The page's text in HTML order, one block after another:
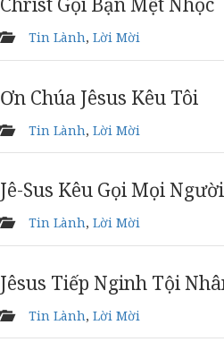
Tin Lành, Lời Mời
Ơn Chúa Jêsus Kêu Tôi
Tin Lành, Lời Mời
Jê-Sus Kêu Gọi Mọi Người
Tin Lành, Lời Mời
Jêsus Tiếp Nginh Tội
Tin Lành, Lời Mời